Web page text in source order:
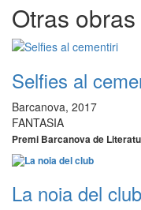
Otras
Selfies al
Barcanova, 2017
FANTASIA
Premi Barcanova de
La noia del club